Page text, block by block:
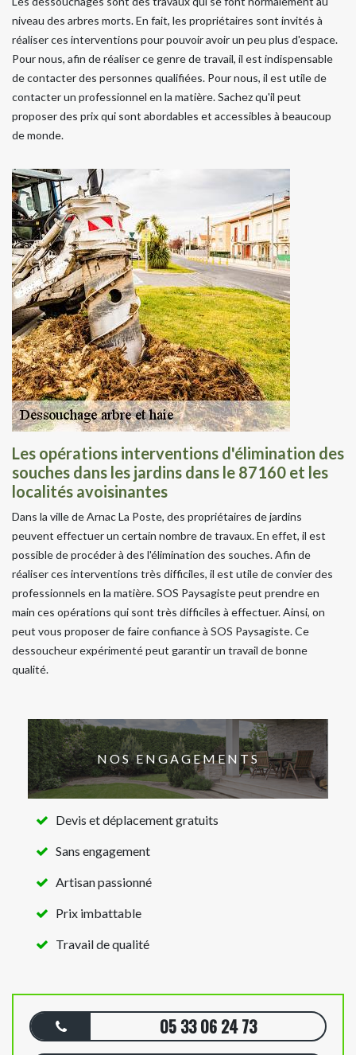
niveau des arbres morts. En fait, les propriétaires sont invités à
réaliser ces interventions pour pouvoir avoir un peu plus d'espace.
Pour nous, afin de réaliser ce genre de travail, il est indispensable
de contacter des personnes qualifiées. Pour nous, il est utile de
contacter un professionnel en la matière. Sachez qu'il peut
proposer des prix qui sont abordables et accessibles à beaucoup
de monde.
Les opérations interventions d'élimination des
souches dans les jardins dans le 87160 et les
localités avoisinantes
Dans la ville de Arnac La Poste, des propriétaires de jardins
peuvent effectuer un certain nombre de travaux. En effet, il est
possible de procéder à des l'élimination des souches. Afin de
réaliser ces interventions très difficiles, il est utile de convier des
professionnels en la matière. SOS Paysagiste peut prendre en
main ces opérations qui sont très difficiles à effectuer. Ainsi, on
peut vous proposer de faire confiance à SOS Paysagiste. Ce
dessoucheur expérimenté peut garantir un travail de bonne
qualité.
NOS ENGAGEMENTS
Devis et déplacement gratuits
Sans engagement
Artisan passionné
Prix imbattable
Travail de qualité
05 33 06 24 73